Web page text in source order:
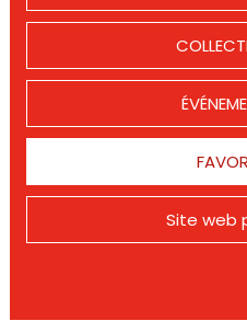
Site web